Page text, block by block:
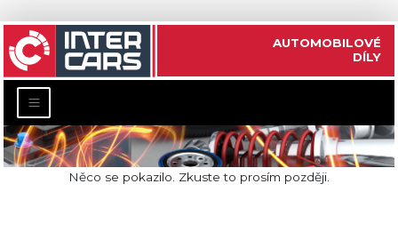
AUTOMOBILOVÉ
DÍLY
Něco se pokazilo. Zkuste to prosím později.